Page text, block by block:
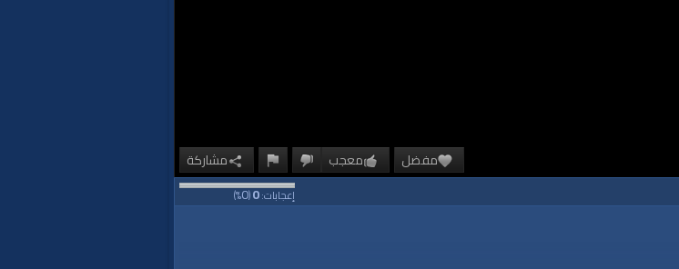
مفضل معجب مشاركة
إعجابات:0
(
0
%)